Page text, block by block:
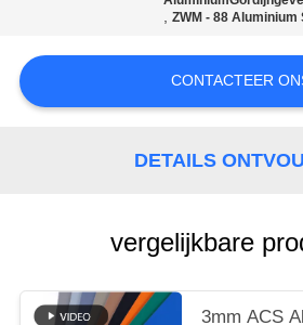
,ZWM - 88
CONTACTEER
DETAILS
vergelijkbare
3mm ACS